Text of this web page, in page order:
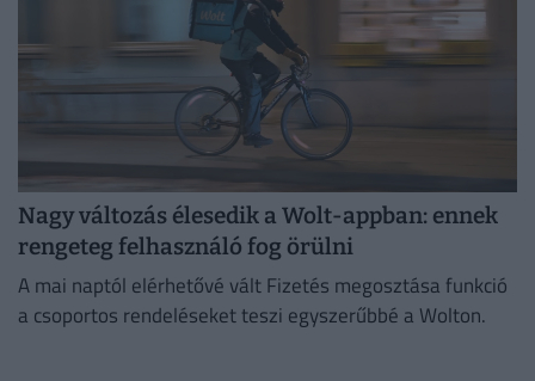
Nagy változás élesedik a Wolt-appban: ennek
rengeteg felhasználó fog örülni
A mai naptól elérhetővé vált Fizetés megosztása funkció
a csoportos rendeléseket teszi egyszerűbbé a Wolton.